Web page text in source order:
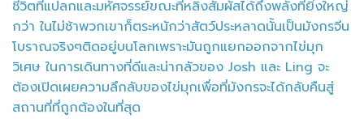
ชีวิตที่แปลกและมหัศจรรย์ขณะที่หลิงสัมผัสได้ถึงพลังที่ยิ่งใหญ่
กว่า ในไม่ช้าพวกเขาก็ตระหนักว่าสัตว์ประหลาดนั้นเป็นมังกรจีน
โบราณจริงๆติดอยู่บนโลกเพราะมันถูกแยกออกจากไข่มุก
วิเศษ ในการเดินทางที่ดีและน่ากลัวของ Josh และ Ling จะ
ต้องเปิดเผยความลึกลับของไข่มุกเพื่อที่มังกรจะได้กลับคืนสู่
สถานที่ที่ถูกต้องในที่สุด